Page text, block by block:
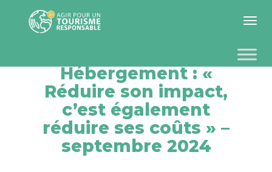
Toggle
Hébergement : «
Réduire son impact,
c’est également
réduire ses coûts » –
septembre 2024